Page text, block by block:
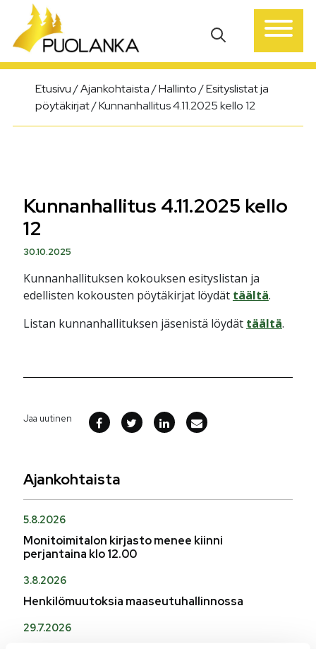
Päävalikko
Etusivu/Ajankohtaista/Hallinto/Esityslistat ja
pöytäkirjat/Kunnanhallitus 4.11.2025 kello 12
Kunnanhallitus 4.11.2025 kello
12
30.10.2025
Kunnanhallituksen kokouksen esityslistan ja
edellisten kokousten pöytäkirjat löydät täältä.
Listan kunnanhallituksen jäsenistä löydät täältä.
Jaa uutinen
Ajankohtaista
5.8.2026
Monitoimitalon kirjasto menee kiinni
perjantaina klo 12.00
3.8.2026
Henkilömuutoksia maaseutuhallinnossa
29.7.2026